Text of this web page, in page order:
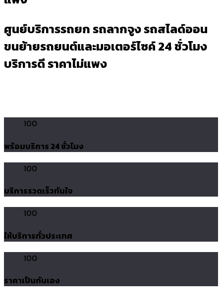
ศูนย์บริการรถยก รถลากจูง รถสไลด์ออน
ขนย้ายรถยนต์และมอเตอร์ไซค์ 24 ชั่วโมง
บริการดี ราคาไม่แพง
100
พร้อมบริการ 24 ชั่วโมง
100
บริการรวดเร็วทันใจ
100
ให้บริการทั่วประเทศ
100
ราคาเป็นกันเอง